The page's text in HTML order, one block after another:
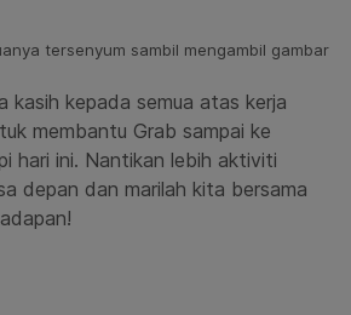
tersenyum sambil mengambil gambar
kasih kepada semua atas kerja
membantu Grab sampai ke
hari ini. Nantikan lebih aktiviti
depan dan marilah kita bersama